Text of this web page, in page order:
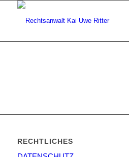
RECHTLICHES